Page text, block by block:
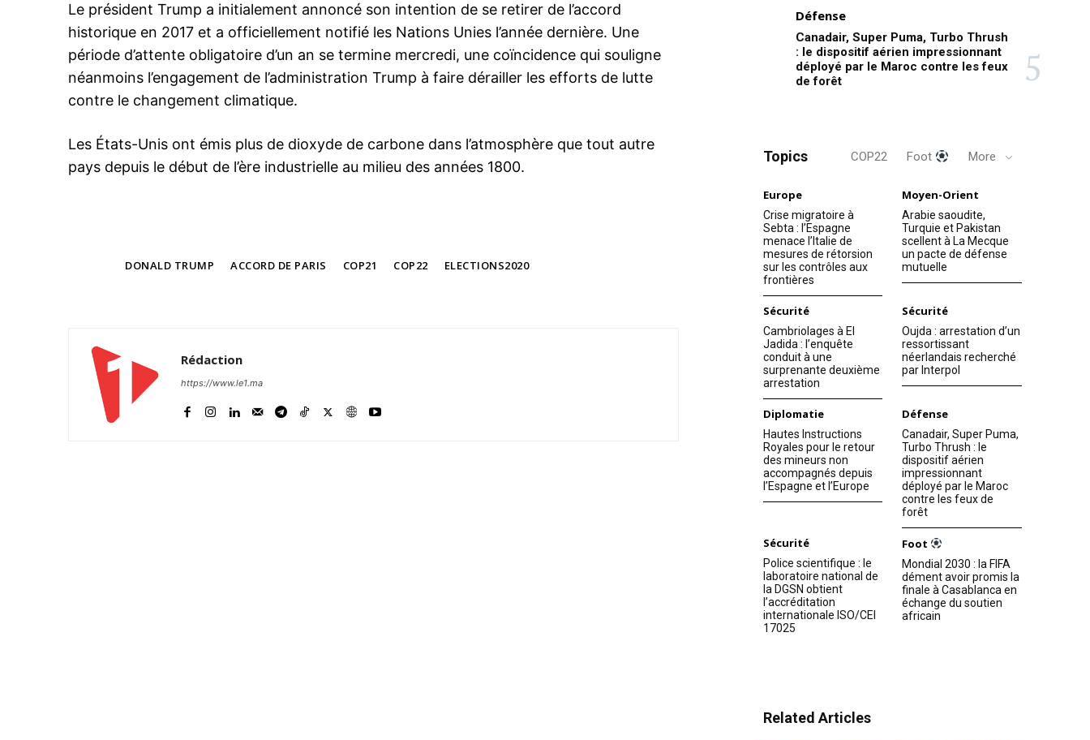
Le président Trump a initialement annoncé son intention de se retirer de l’accord
historique en 2017 et a officiellement notifié les Nations Unies l’année dernière. Une
période d’attente obligatoire d’un an se termine mercredi, une coïncidence qui souligne
néanmoins l’engagement de l’administration Trump à faire dérailler les efforts de lutte
contre le changement climatique.
Les États-Unis ont émis plus de dioxyde de carbone dans l’atmosphère que tout autre
pays depuis le début de l’ère industrielle au milieu des années 1800.
DONALD TRUMP ACCORD DE PARIS COP21 COP22 ELECTIONS2020
Rédaction
https://www.le1.ma
Défense
Canadair, Super Puma, Turbo Thrush
: le dispositif aérien impressionnant
déployé par le Maroc contre les feux
de forêt
Topics COP22 Foot More
Europe
Crise migratoire à
Sebta : l’Espagne
menace l’Italie de
mesures de rétorsion
sur les contrôles aux
frontières
Moyen-Orient
Arabie saoudite,
Turquie et Pakistan
scellent à La Mecque
un pacte de défense
mutuelle
Sécurité
Cambriolages à El
Jadida : l’enquête
conduit à une
surprenante deuxième
arrestation
Sécurité
Oujda : arrestation d’un
ressortissant
néerlandais recherché
par Interpol
Diplomatie
Hautes Instructions
Royales pour le retour
des mineurs non
accompagnés depuis
l’Espagne et l’Europe
Défense
Canadair, Super Puma,
Turbo Thrush : le
dispositif aérien
impressionnant
déployé par le Maroc
contre les feux de
forêt
Sécurité
Police scientifique : le
laboratoire national de
la DGSN obtient
l’accréditation
internationale ISO/CEI
17025
Foot
Mondial 2030 : la FIFA
dément avoir promis la
finale à Casablanca en
échange du soutien
africain
Related Articles